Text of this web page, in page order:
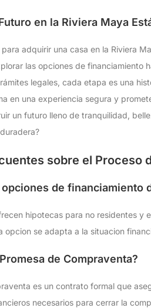
en la Riviera Maya
adquirir una casa en la Riviera
las opciones de
legales, cada etapa es una
en una experiencia segura y
un futuro lleno de tranquilidad,
sobre el Proceso
opciones de financiamiento
hipotecas para no residentes
opcion se adapta a la situacion
de Compraventa?
es un contrato formal que
necesarios para cerrar la